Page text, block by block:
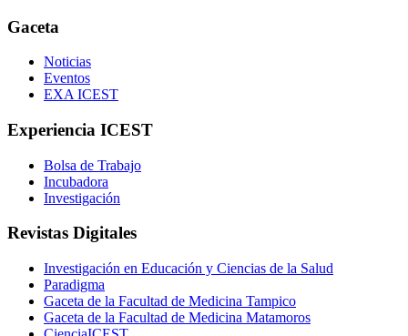
Gaceta
Noticias
Eventos
EXA ICEST
Experiencia ICEST
Bolsa de Trabajo
Incubadora
Investigación
Revistas Digitales
Investigación en Educación y Ciencias de la Salud
Paradigma
Gaceta de la Facultad de Medicina Tampico
Gaceta de la Facultad de Medicina Matamoros